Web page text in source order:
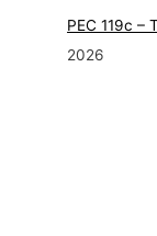
PEC 119c –
2026